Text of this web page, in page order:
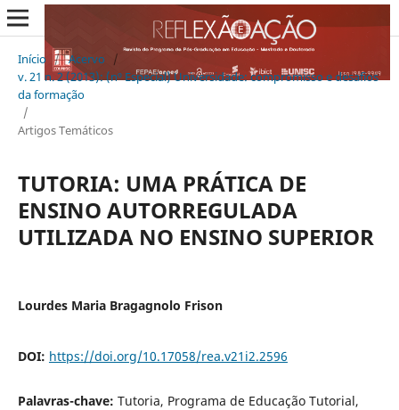
Início / Acervo
/
v. 21 n. 2 (2013): (nº Especial) Universidade: compromisso e desafios
da formação
/
Artigos Temáticos
TUTORIA: UMA PRÁTICA DE
ENSINO AUTORREGULADA
UTILIZADA NO ENSINO SUPERIOR
Lourdes Maria Bragagnolo Frison
DOI: https://doi.org/10.17058/rea.v21i2.2596
Palavras-chave: Tutoria, Programa de Educação Tutorial,